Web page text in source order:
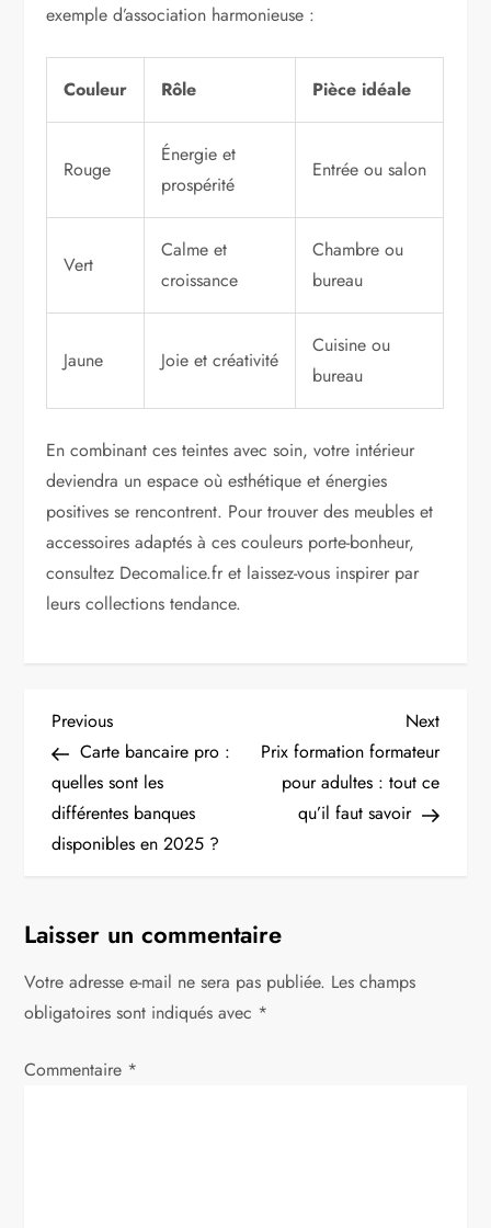
exemple d’association harmonieuse :
Couleur Rôle Pièce idéale
Rouge
Énergie et
prospérité
Entrée ou salon
Vert
Calme et
croissance
Chambre ou
bureau
Jaune Joie et créativité
Cuisine ou
bureau
En combinant ces teintes avec soin, votre intérieur
deviendra un espace où esthétique et énergies
positives se rencontrent. Pour trouver des meubles et
accessoires adaptés à ces couleurs porte-bonheur,
consultez Decomalice.fr et laissez-vous inspirer par
leurs collections tendance.
N
a
v
g
a
t
i
Previous
Post
Previous
Carte bancaire pro :
quelles sont les
différentes banques
disponibles en 2025 ?
Next
Post
Next
Prix formation formateur
pour adultes : tout ce
qu’il faut savoir
Laisser un commentaire
Votre adresse e-mail ne sera pas publiée. Les champs
obligatoires sont indiqués avec *
Commentaire *